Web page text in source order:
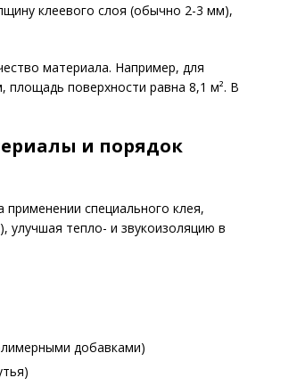
клеевого слоя (обычно 2-3 мм),
материала. Например, для
поверхности равна 8,1 м². В
и порядок
применении специального клея,
тепло- и звукоизоляцию в
добавками)